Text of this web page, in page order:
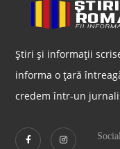
Știri și informații
informa o țară
credem într-un